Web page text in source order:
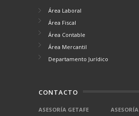
Área Laboral
Área Fiscal
Área Contable
Área Mercantil
Departamento Jurídico
CONTACTO
ASESORÍA GETAFE